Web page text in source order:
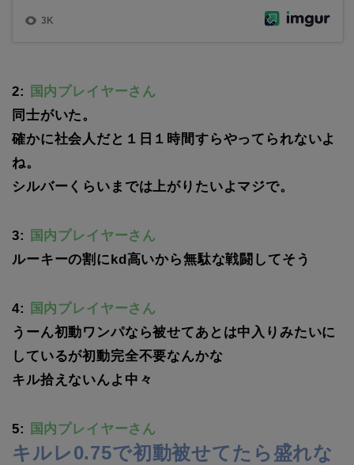
2:
国内プレイヤーさん
同士がいた。
確かに社会人だと１日１時間すらやってられないよ
ね。
シルバーくらいまでは上がりたいよマジで。
3:
国内プレイヤーさん
ルーキーの割にkd高いから無駄な戦闘してそう
4:
国内プレイヤーさん
うーん初動ワンパなら被せてあとは中入りみたいに
しているが初動完全不要なんかな
キル拾えないんよ中々
5: 国内プレイヤーさん
キルレ0.75で初動被せてたら盛れな